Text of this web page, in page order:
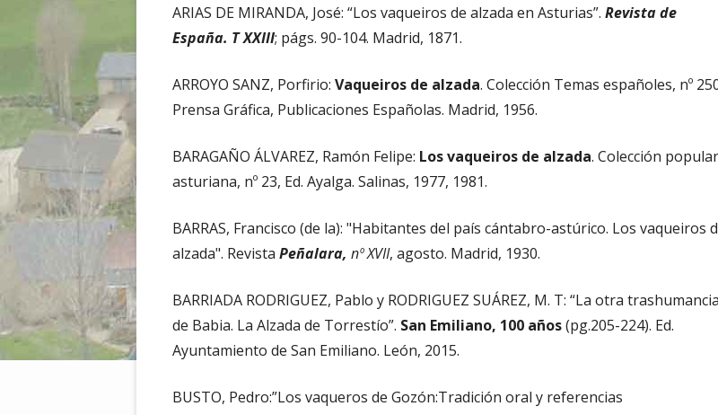
ARIAS DE MIRANDA, José: “Los vaqueiros de alzada en Asturias”. Revista de
España. T XXIII; págs. 90-104. Madrid, 1871.
ARROYO SANZ, Porfirio: Vaqueiros de alzada. Colección Temas españoles, nº
Prensa Gráfica, Publicaciones Españolas. Madrid, 1956.
BARAGAÑO ÁLVAREZ, Ramón Felipe: Los vaqueiros de alzada. Colección popular
asturiana, nº 23, Ed. Ayalga. Salinas, 1977, 1981.
BARRAS, Francisco (de la): "Habitantes del país cántabro-astúrico. Los vaqueiros
alzada". Revista Peñalara, nº XVII, agosto. Madrid, 1930.
BARRIADA RODRIGUEZ, Pablo y RODRIGUEZ SUÁREZ, M. T: “La otra trashumancia
de Babia. La Alzada de Torrestío”. San Emiliano, 100 años(pg.205-224). Ed.
Ayuntamiento de San Emiliano. León, 2015.
BUSTO, Pedro:”Los vaqueros de Gozón:Tradición oral y referencias